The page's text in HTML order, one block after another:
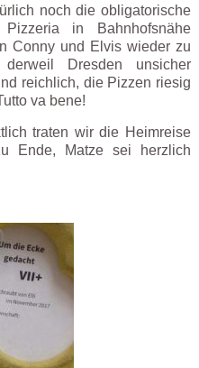
noch die obligatorische
in Bahnhofsnähe
Conny und Elvis wieder zu
Dresden unsicher
reichlich, die Pizzen riesig
va bene!
traten wir die Heimreise
Ende, Matze sei herzlich